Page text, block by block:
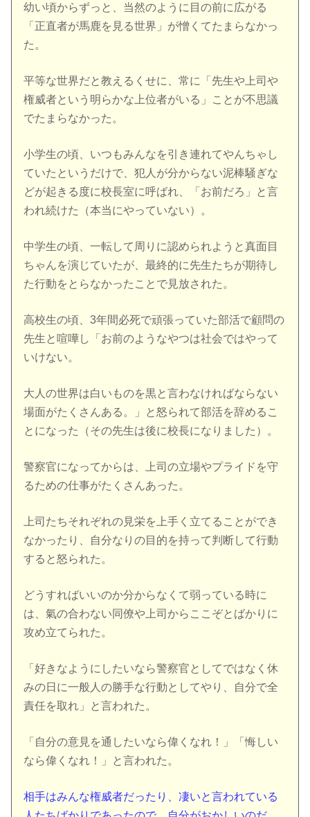
幼い頃からずっと、当然のように目の前に広がる
「正直者が馬鹿を見る世界」が憎くてたまらなかっ
た。
平等な世界だと教えるくせに、常に「先生や上司や
権威者という明らかな上位者がいる」ことが不思議
でたまらなかった。
小学生の頃、いつもみんなを引き連れてやんちゃし
ていたというだけで、犯人が分からない泥棒騒ぎな
どが起きる度に校長室に呼ばれ、「お前だろ」と言
われ続けた（本当にやっていない）。
中学生の頃、一転して周りに認められようと真面目
ちゃんを演じていたが、最終的に先生たちが期待し
た行動をとらなかったことで見放された。
高校生の頃、3年間必死で頑張っていた部活で顧問の
先生と喧嘩し「お前のようなやつは社会ではやって
いけない。
大人の世界は白いものを黒と言わなければならない
場面がたくさんある。」と怒られて部活を辞めるこ
とになった（その先生は後に校長になりました）。
警察官になってからは、上司の立場やプライドを守
るための仕事がたくさんあった。
上司たちそれぞれの見栄を上手く立てることができ
なかったり、自分なりの目的を持って判断して行動
すると怒られた。
どうすればいいのか分からなくて弱っている時に
は、氣の合わない同僚や上司からここぞとばかりに
攻め立てられた。
「好きなようにしたいなら警察官としてではなく休
みの日に一般人の勝手な行動としてやり、自分で全
責任を取れ」と言われた。
「自分の意見を通したいなら偉くなれ！」「悔しい
なら偉くなれ！」と言われた。
相手はみんな権威者だったり、凄いと言われている